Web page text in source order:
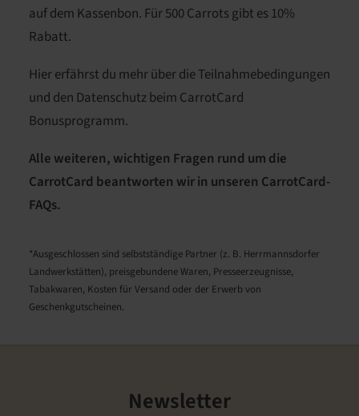
auf dem Kassenbon. Für 500 Carrots gibt es 10%
Rabatt.
Hier erfährst du mehr über dieTeilnahmebedingungen
und den Datenschutzbeim CarrotCard
Bonusprogramm.
Alle weiteren, wichtigen Fragen rund um die
CarrotCard beantworten wir in unseren CarrotCard-
FAQs.
*Ausgeschlossen sind selbstständige Partner (z. B. Herrmannsdorfer
Landwerkstätten), preisgebundene Waren, Presseerzeugnisse,
Tabakwaren, Kosten für Versand oder der Erwerb von
Geschenkgutscheinen.
Newsletter